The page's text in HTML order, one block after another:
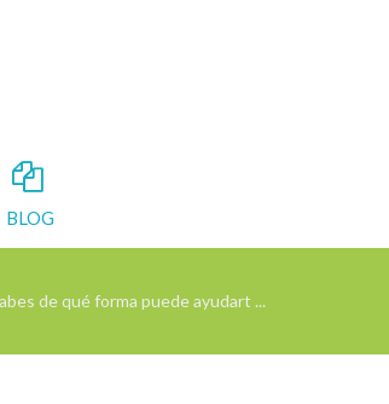
BLOG
de qué forma puede ayudart ...